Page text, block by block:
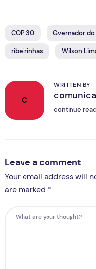
COP 30 Gvernador do
ribeirinhas Wilson
C
WRITTEN BY
continue
Leave a comment
Your email address will
are marked *